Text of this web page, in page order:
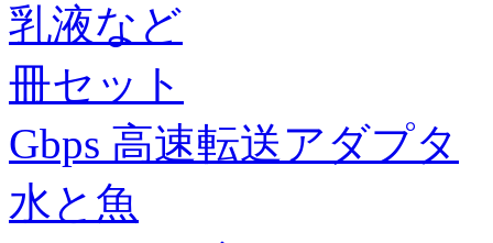
乳液など
冊セット
Gbps 高速転送アダプタ
水と魚